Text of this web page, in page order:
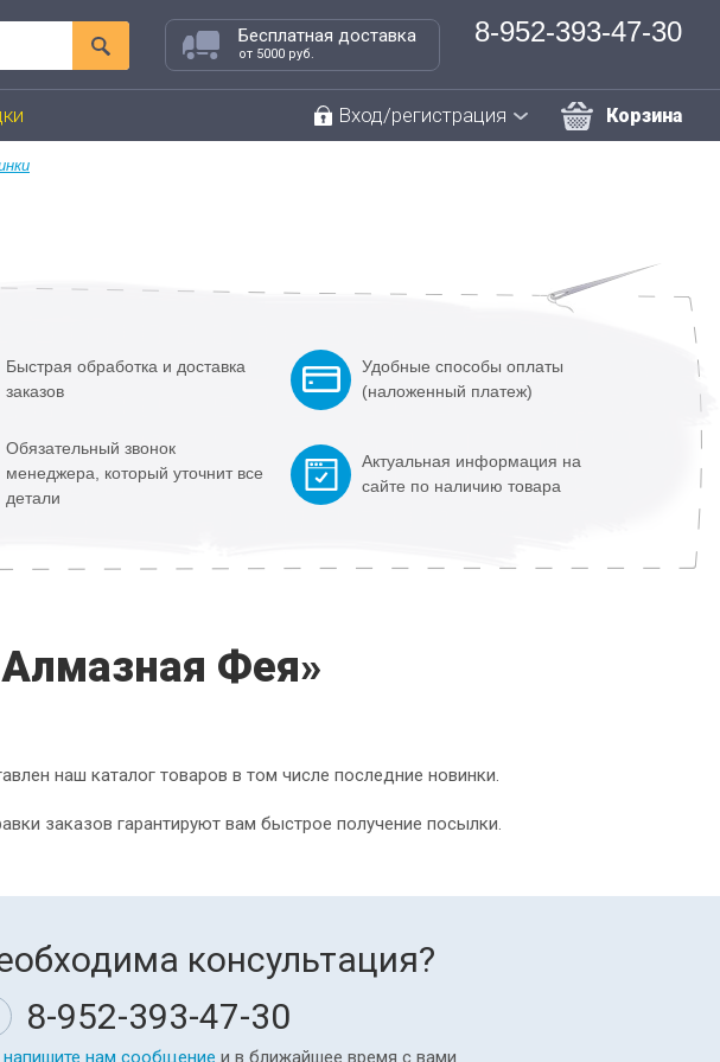
Бесплатная доставка
от 5000 руб.
8-952-393-47-30
Вход/регистрация Корзина
Быстрая обработка и доставка
заказов
Удобные способы оплаты
(наложенный платеж)
Обязательный звонок
менеджера, который уточнит все
детали
Актуальная информация на
сайте по наличию товара
Фея»
наш каталог товаров в том числе последние новинки.
заказов гарантируют вам быстрое получение посылки.
консультация?
8-952-393-47-30
напишите нам сообщение и в ближайшее время с вами